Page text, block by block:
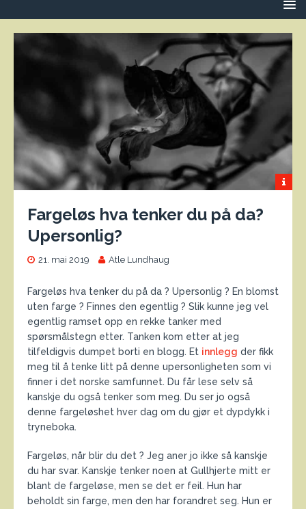
Fargeløs hva tenker du på da?
Upersonlig?
21. mai 2019 Atle Lundhaug
Fargeløs hva tenker du på da ? Upersonlig ? En blomst
uten farge ? Finnes den egentlig ? Slik kunne jeg vel
egentlig ramset opp en rekke tanker med
spørsmålstegn etter. Tanken kom etter at jeg
tilfeldigvis dumpet borti en blogg. Et innlegg der fikk
meg til å tenke litt på denne upersonligheten som vi
finner i det norske samfunnet. Du får lese selv så
kanskje du også tenker som meg. Du ser jo også
denne fargeløshet hver dag om du gjør et dypdykk i
tryneboka.
Fargeløs, når blir du det ? Jeg aner jo ikke så kanskje
du har svar. Kanskje tenker noen at Gullhjerte mitt er
blant de fargeløse, men se det er feil. Hun har
beholdt sin farge, men den har forandret seg. Hun er